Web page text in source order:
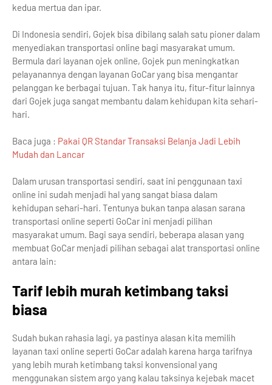
kedua mertua dan ipar.
Di Indonesia sendiri, Gojek bisa dibilang salah satu pioner dalam
menyediakan transportasi online bagi masyarakat umum.
Bermula dari layanan ojek online, Gojek pun meningkatkan
pelayanannya dengan layanan GoCar yang bisa mengantar
pelanggan ke berbagai tujuan. Tak hanya itu, fitur-fitur lainnya
dari Gojek juga sangat membantu dalam kehidupan kita sehari-
hari.
Baca juga : Pakai QR Standar Transaksi Belanja Jadi Lebih
Mudah dan Lancar
Dalam urusan transportasi sendiri, saat ini penggunaan taxi
online ini sudah menjadi hal yang sangat biasa dalam
kehidupan sehari-hari. Tentunya bukan tanpa alasan sarana
transportasi online seperti GoCar ini menjadi pilihan
masyarakat umum. Bagi saya sendiri, beberapa alasan yang
membuat GoCar menjadi pilihan sebagai alat transportasi online
antara lain:
Tarif lebih murah ketimbang taksi
biasa
Sudah bukan rahasia lagi, ya pastinya alasan kita memilih
layanan taxi online seperti GoCar adalah karena harga tarifnya
yang lebih murah ketimbang taksi konvensional yang
menggunakan sistem argo yang kalau taksinya kejebak macet